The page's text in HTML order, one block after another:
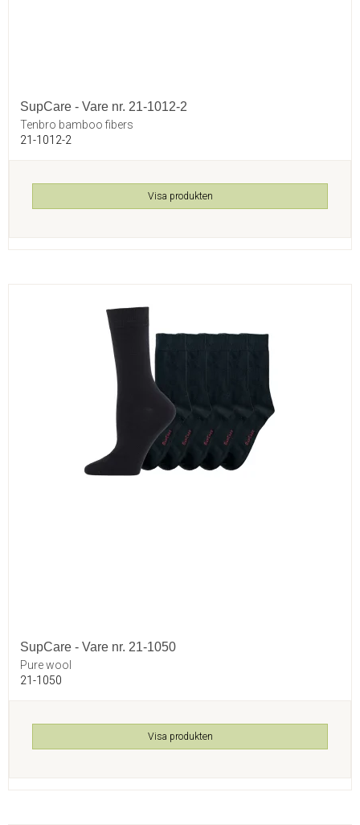
SupCare - Vare nr. 21-1012-2
Tenbro bamboo fibers
21-1012-2
Visa produkten
SupCare - Vare nr. 21-1050
Pure wool
21-1050
Visa produkten